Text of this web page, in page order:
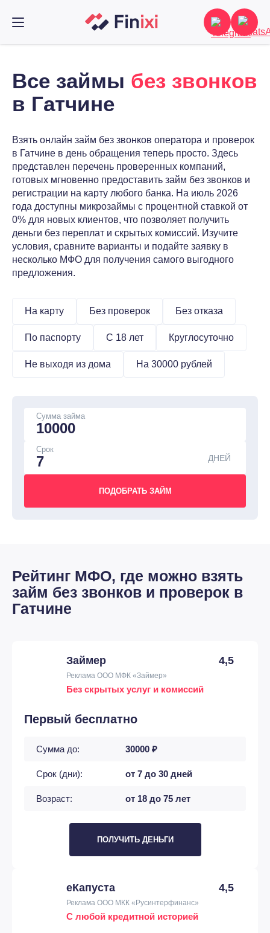
Все займы без звонков
в Гатчине
Взять онлайн займ без звонков оператора и проверок
в Гатчине в день обращения теперь просто. Здесь
представлен перечень проверенных компаний,
готовых мгновенно предоставить займ без звонков и
регистрации на карту любого банка. На июль 2026
года доступны микрозаймы с процентной ставкой от
0% для новых клиентов, что позволяет получить
деньги без переплат и скрытых комиссий. Изучите
условия, сравните варианты и подайте заявку в
несколько МФО для получения самого выгодного
предложения.
На карту Без проверок Без отказа
По паспорту С 18 лет Круглосуточно
Не выходя из дома На 30000 рублей
Сумма займа
Срок
ДНЕЙ
Рейтинг МФО, где можно взять
займ без звонков и проверок в
Гатчине
Займер 4,5
Реклама ООО МФК «Займер»
Без скрытых услуг и комиссий
Первый бесплатно
Сумма до: 30000 ₽
Срок (дни): от 7 до 30 дней
Возраст: от 18 до 75 лет
ПОЛУЧИТЬ ДЕНЬГИ
еКапуста 4,5
Реклама ООО МКК «Русинтерфинанс»
С любой кредитной историей